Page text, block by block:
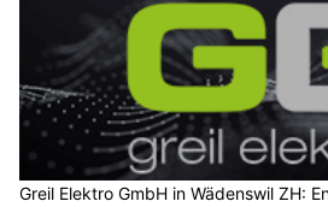
Greil Elektro GmbH in Wädenswil ZH: